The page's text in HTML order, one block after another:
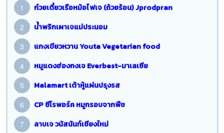
ก๋วยเตี๋ยวเรือหม้อไฟเจ (ถ้วยร้อน) Jprodpran
น้ำพริกเผาเจแม่ประนอม
แกงเขียวหวาน Youta Vegetarian food
หมูแดงฮ่องกงเจ Everbest-มาเลเซีย
Malamart เต้าหู้แผ่นปรุงรส
CP ซีโรพอร์ค หมูกรอบจากพืช
ลาบเจ วนัสนันท์เชียงใหม่